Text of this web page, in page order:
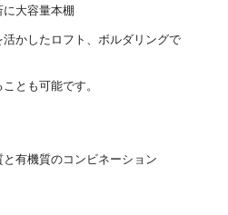
大容量本棚
かしたロフト、ボルダリングで
とも可能です。
有機質のコンビネーション